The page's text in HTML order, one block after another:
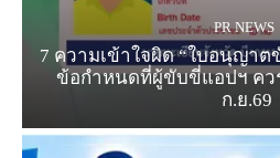
PR NEWS
7 ความเข้าใจผิด “ใบอนุญา
ข้อกำหนดที่ผู้ขับขี่แอปฯ คว
ก.ย.69